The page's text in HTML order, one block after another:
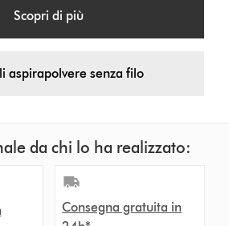
Scopri di più
aspirapolvere senza filo
da chi lo ha realizzato:
Consegna gratuita in